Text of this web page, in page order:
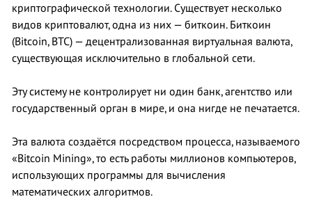
криптографической технологии. Существует несколько
видов криптовалют, одна из них — биткоин. Биткоин
(Bitcoin, BTC) — децентрализованная виртуальная валюта,
существующая исключительно в глобальной сети.
Эту систему не контролирует ни один банк, агентство или
государственный орган в мире, и она нигде не печатается.
Эта валюта создаётся посредством процесса, называемого
«Bitcoin Mining», то есть работы миллионов компьютеров,
использующих программы для вычисления
математических алгоритмов.